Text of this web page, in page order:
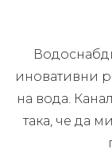
иновативни
на вода.
така, че да